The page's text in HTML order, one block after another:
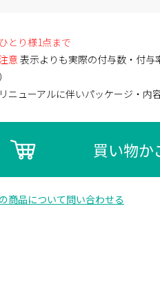
とり様1点まで
意 表示よりも実際の付与数・付
ニューアルに伴いパッケージ・内
買い物か
商品について問い合わせる